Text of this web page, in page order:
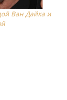
Ван Дайка и